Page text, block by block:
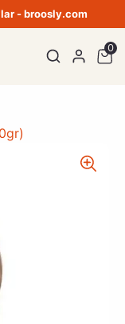
- broosly.com
0